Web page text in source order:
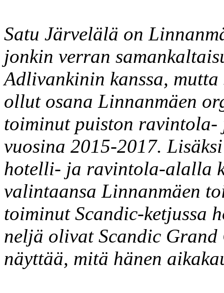
Satu Järvelälä on
jonkin verran
Adlivankinin kanssa,
ollut osana Linnanmäen
toiminut puiston
vuosina 2015-2017.
hotelli- ja ravintola-alalla
valintaansa Linnanmäen
toiminut Scandic-ketjussa
neljä olivat Scandic
näyttää, mitä hänen